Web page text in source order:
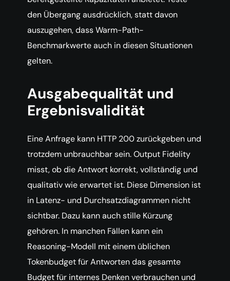
den Übergang ausdrücklich, statt davon
auszugehen, dass Warm-Path-
Benchmarkwerte auch in diesen Situationen
gelten.
Ausgabequalität und
Ergebnisvalidität
Eine Anfrage kann HTTP 200 zurückgeben und
trotzdem unbrauchbar sein. Output Fidelity
misst, ob die Antwort korrekt, vollständig und
qualitativ wie erwartet ist. Diese Dimension ist
in Latenz- und Durchsatzdiagrammen nicht
sichtbar. Dazu kann auch stille Kürzung
gehören. In manchen Fällen kann ein
Reasoning-Modell mit einem üblichen
Tokenbudget für Antworten das gesamte
Budget für internes Denken verbrauchen und